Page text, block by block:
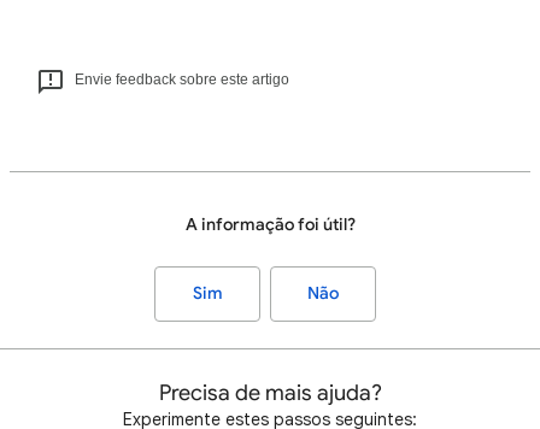
Envie feedback sobre este artigo
A informação foi útil?
Sim Não
Precisa de mais ajuda?
Experimente estes passos seguintes: